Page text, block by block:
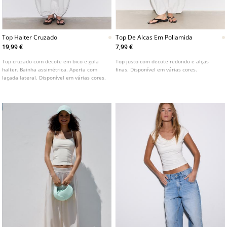
Top Halter Cruzado
19,99 €
Top cruzado com decote em bico e gola
halter. Bainha assimétrica. Aperta com
laçada lateral. Disponível em várias cores.
Top De Alcas Em Poliamida
7,99 €
Top justo com decote redondo e alças
finas. Disponível em várias cores.